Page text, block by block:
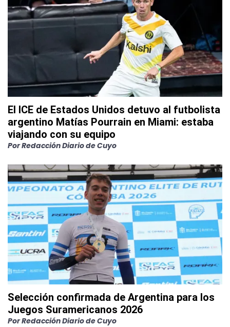
El ICE de Estados Unidos detuvo al futbolista
argentino Matías Pourrain en Miami: estaba
viajando con su equipo
PorRedacción Diario de Cuyo
Selección confirmada de Argentina para los
Juegos Suramericanos 2026
PorRedacción Diario de Cuyo